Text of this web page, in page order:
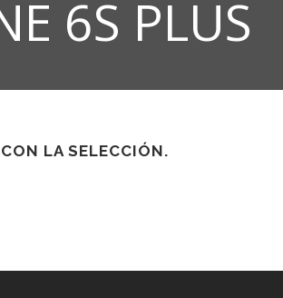
6S PLUS
LA SELECCIÓN.